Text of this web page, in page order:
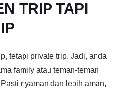
TRIP TAPI
tetapi private trip. Jadi, anda
family atau teman-teman
nyaman dan lebih aman,